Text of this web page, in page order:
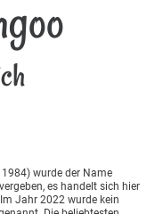
wurde der Name
es handelt sich hier
Jahr 2022 wurde kein